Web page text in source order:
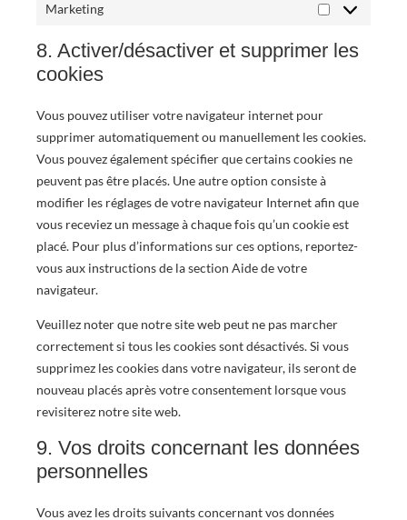
Marketing
8. Activer/désactiver et supprimer les
cookies
Vous pouvez utiliser votre navigateur internet pour
supprimer automatiquement ou manuellement les cookies.
Vous pouvez également spécifier que certains cookies ne
peuvent pas être placés. Une autre option consiste à
modifier les réglages de votre navigateur Internet afin que
vous receviez un message à chaque fois qu’un cookie est
placé. Pour plus d’informations sur ces options, reportez-
vous aux instructions de la section Aide de votre
navigateur.
Veuillez noter que notre site web peut ne pas marcher
correctement si tous les cookies sont désactivés. Si vous
supprimez les cookies dans votre navigateur, ils seront de
nouveau placés après votre consentement lorsque vous
revisiterez notre site web.
9. Vos droits concernant les données
personnelles
Vous avez les droits suivants concernant vos données